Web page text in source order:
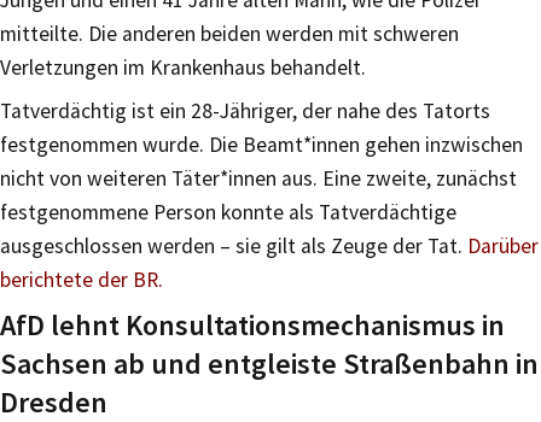
mitteilte. Die anderen beiden werden mit schweren
Verletzungen im Krankenhaus behandelt.
Tatverdächtig ist ein 28-Jähriger, der nahe des Tatorts
festgenommen wurde. Die Beamt*innen gehen inzwischen
nicht von weiteren Täter*innen aus. Eine zweite, zunächst
festgenommene Person konnte als Tatverdächtige
ausgeschlossen werden – sie gilt als Zeuge der Tat. Darüber
berichtete der BR.
AfD lehnt Konsultationsmechanismus in
Sachsen ab und entgleiste Straßenbahn in
Dresden